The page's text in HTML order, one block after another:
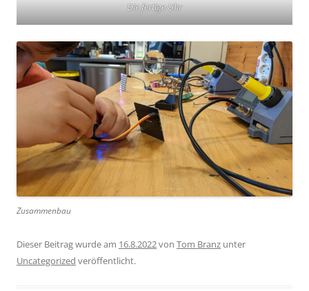
Die fertige Uhr
Zusammenbau
Dieser Beitrag wurde am 16.8.2022von Tom Branz unter
Uncategorized veröffentlicht.